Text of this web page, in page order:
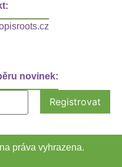
novinek:
práva vyhrazena.